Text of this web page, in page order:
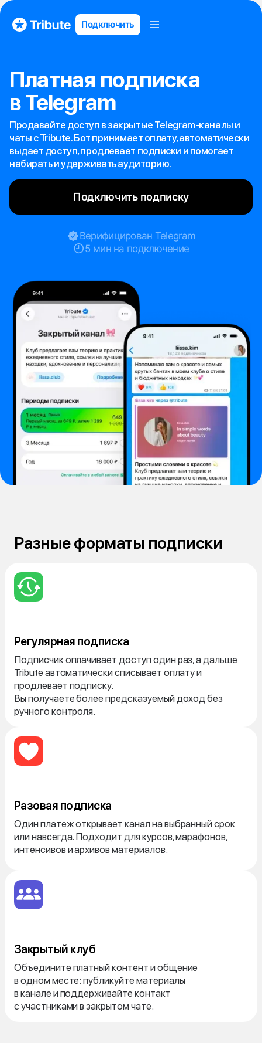
Подключить
Платная подписка
в Telegram
Продавайте доступ в закрытые Telegram-каналы и
чаты с Tribute. Бот принимает оплату, автоматически
выдает доступ, продлевает подписки и помогает
набирать и удерживать аудиторию.
Подключить подписку
Верифицирован Telegram
5 мин на подключение
Разные форматы подписки
Регулярная подписка
Подписчик оплачивает доступ один раз, а дальше
Tribute автоматически списывает оплату и
продлевает подписку.
Вы получаете более предсказуемый доход без
ручного контроля.
Разовая подписка
Один платеж открывает канал на выбранный срок
или навсегда. Подходит для курсов, марафонов,
интенсивов и архивов материалов.
Закрытый клуб
Объедините платный контент и общение
в одном месте: публикуйте материалы
в канале и поддерживайте контакт
с участниками в закрытом чате.